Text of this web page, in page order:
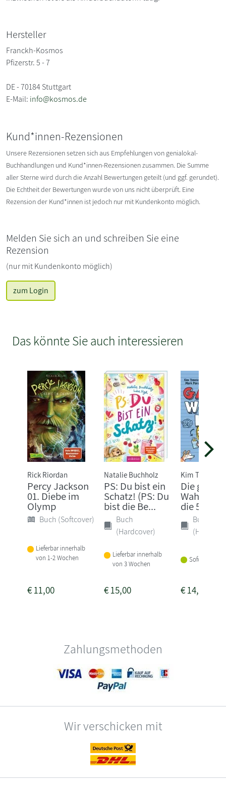
Hersteller
Franckh-Kosmos
Pfizerstr. 5 - 7
DE - 70184 Stuttgart
E-Mail: info@kosmos.de
Kund*innen-Rezensionen
Unsere Rezensionen setzen sich aus Empfehlungen von genialokal-
Buchhandlungen und Kund*innen-Rezensionen zusammen. Die Summe
aller Sterne wird durch die Anzahl Bewertungen geteilt (und ggf. gerundet).
Die Echtheit der Bewertungen wurde von uns nicht überprüft. Eine
Rezension der Kund*innen ist jedoch nur mit Kundenkonto möglich.
Melden Sie sich an und schreiben Sie eine
Rezension
(nur mit Kundenkonto möglich)
zum Login
Das könnte Sie auch interessieren
Rick Riordan
Percy Jackson
01. Diebe im
Olymp
Buch (Softcover)
Lieferbar innerhalb
von 1-2 Wochen
€11,00
Natalie Buchholz
PS: Du bist ein
Schatz! (PS: Du
bist die Be...
Buch
(Hardcover)
Lieferbar innerhalb
von 3 Wochen
€15,00
Kim Tomsic
Die ganze
Wahrheit
die 5.
Buch
Sofort
€14,00
Zahlungsmethoden
Wir verschicken mit